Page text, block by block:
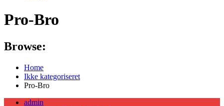
Pro-Bro
Browse:
Home
Ikke kategoriseret
Pro-Bro
admin